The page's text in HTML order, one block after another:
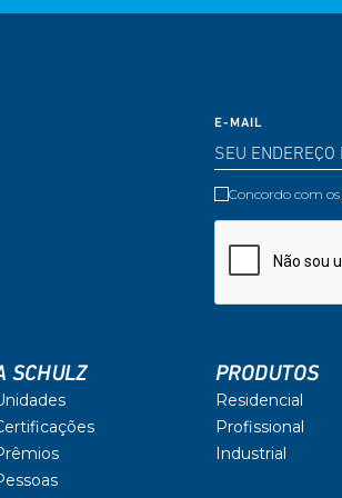
E-MAIL
Concordo com os
SCHULZ PRODUTOS
Residencial
Profissional
Industrial